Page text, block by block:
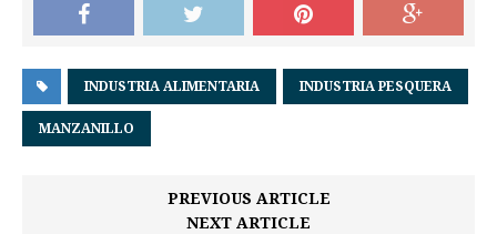
INDUSTRIA ALIMENTARIA INDUSTRIA PESQUERA
MANZANILLO
PREVIOUS ARTICLE
NEXT ARTICLE